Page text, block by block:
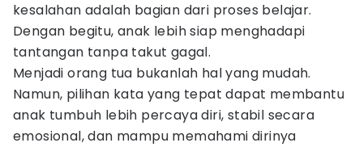
kesalahan adalah bagian dari proses belajar.
Dengan begitu, anak lebih siap menghadapi
tantangan tanpa takut gagal.
Menjadi orang tua bukanlah hal yang mudah.
Namun, pilihan kata yang tepat dapat membantu
anak tumbuh lebih percaya diri, stabil secara
emosional, dan mampu memahami dirinya